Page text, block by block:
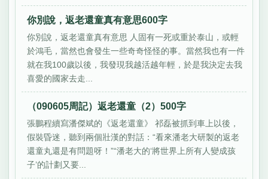
你別說，返老還童真有意思600字
你別說，返老還童真有意思 人固有一死或重於泰山，或輕
於鴻毛，當然也會發生一些奇奇怪怪的事。當然我也有一件
就在我100歲以後，我發現我越活越年輕，於是我決定去我
喜愛的國家去走...
（090605周記）返老還童（2）500字
張鵬程續寫潘傑斌的《返老還童》 祁磊被抓到車上以後，
假裝昏迷，聽到兩個壯漢的對話：“看來潘老大研製的返老
還童丸還是有問題呀！”“潘老大的‘將世界上所有人變成孩
子’的計劃又要...